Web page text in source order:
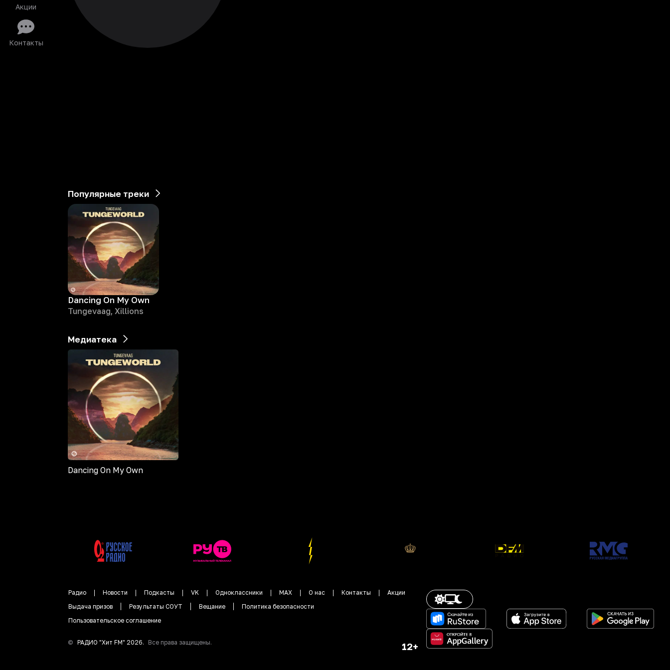
Акции
Контакты
Популярные треки
Dancing On My Own
Tungevaag, Xillions
Медиатека
Dancing On My Own
Радио Новости Подкасты VK Одноклассники MAX О нас Контакты
Акции
Выдача призов
Результаты СОУТ Вещание
Политика безопасности
Пользовательское соглашение
© РАДИО "Хит FM" 2026. Все права защищены. 12+